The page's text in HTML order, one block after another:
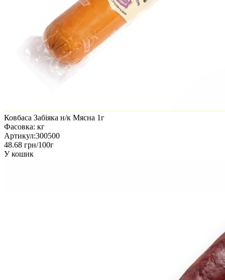
Ковбаса Забіяка н/к Мясна 1г
Фасовка: кг
Артикул:300500
48.68 грн/100г
У кошик